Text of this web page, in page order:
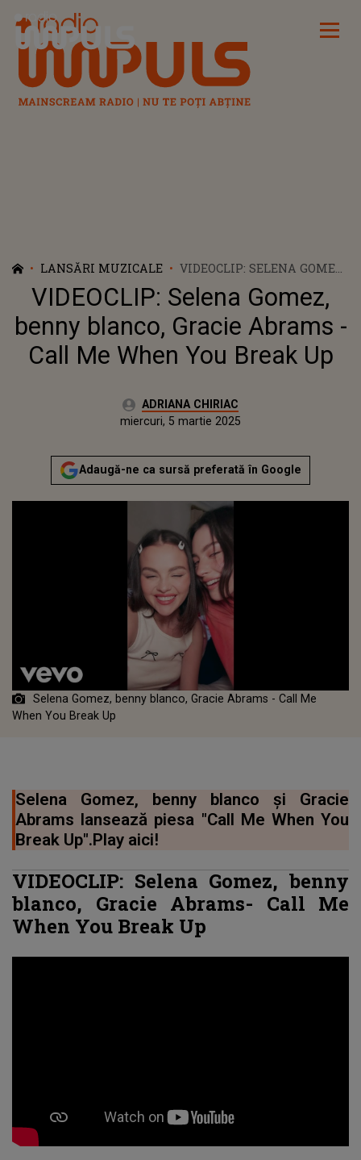
Radio Impuls
LANSĂRI MUZICALE
VIDEOCLIP: SELENA GOMEZ,
BENNY BLANCO, GRACIE
ABRAMS - CALL ME WHEN
YOU BREAK UP
VIDEOCLIP: Selena Gomez,
benny blanco, Gracie Abrams -
Call Me When You Break Up
Autor:ADRIANA CHIRIAC
miercuri, 5 martie 2025Actualizat:
miercuri, 5 martie 2025
Adaugă-ne ca sursă preferată în Google
Selena Gomez, benny blanco, Gracie Abrams - Call Me
When You Break Up
Selena Gomez, benny blanco și Gracie
Abrams lansează piesa "Call Me When You
Break Up".Play aici!
VIDEOCLIP: Selena Gomez, benny
blanco, Gracie Abrams- Call Me
When You Break Up